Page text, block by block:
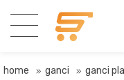
home ganci ganci